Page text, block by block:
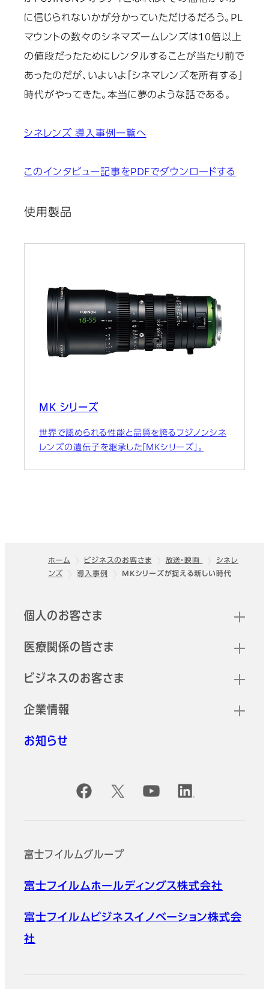
に信じられないかが分かっていただけるだろう。PL
マウントの数々のシネマズームレンズは10倍以上
の値段だったためにレンタルすることが当たり前で
あったのだが、いよいよ「シネマレンズを所有する」
時代がやってきた。本当に夢のような話である。
シネレンズ 導入事例一覧へ
このインタビュー記事をPDFでダウンロードする
使用製品
MK シリーズ
世界で認められる性能と品質を誇るフジノンシネ
レンズの遺伝子を継承した「MKシリーズ」。
フッター
ホーム ビジネスのお客さま 放送・映画
シネレ
ンズ
導入事例 MKシリーズが捉える新しい時代
クイックリンク
個人のお客さま
医療関係の皆さま
ビジネスのお客さま
企業情報
お知らせ
公式SNSアカウント
富士フイルムグループ
富士フイルムホールディングス株式会社
富士フイルムビジネスイノベーション株式会
社